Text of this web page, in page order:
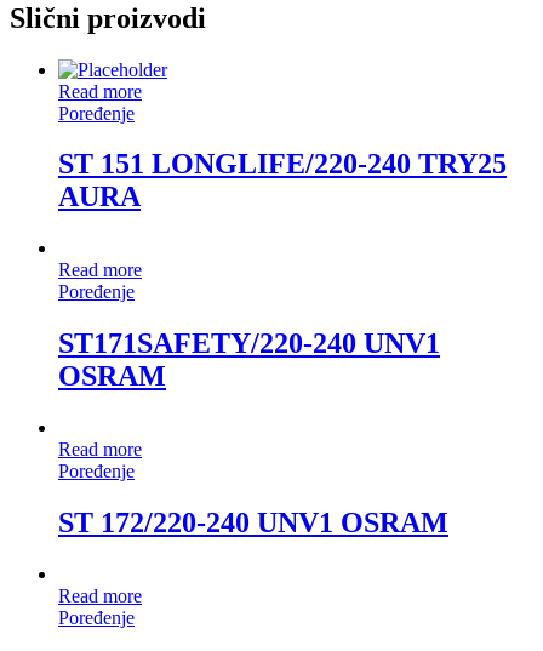
Slični proizvodi
Read more
Poređenje
ST 151 LONGLIFE/220-240 TRY25
AURA
Read more
Poređenje
ST171SAFETY/220-240 UNV1
OSRAM
Read more
Poređenje
ST 172/220-240 UNV1 OSRAM
Read more
Poređenje